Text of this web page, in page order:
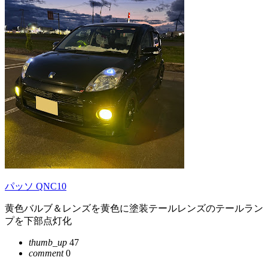
パッソ QNC10
黄色バルブ＆レンズを黄色に塗装テールレンズのテールラン
プを下部点灯化
thumb_up 47
comment0